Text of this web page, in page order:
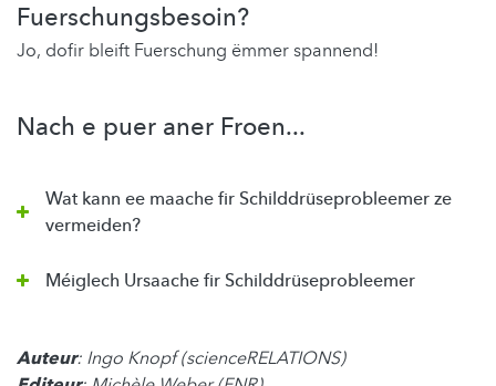
Fuerschungsbesoin?
Jo, dofir bleift Fuerschung ëmmer spannend!
Nach e puer aner Froen...
Wat kann ee maache fir Schilddrüseprobleemer ze
vermeiden?
Méiglech Ursaache fir Schilddrüseprobleemer
Auteur: Ingo Knopf (scienceRELATIONS)